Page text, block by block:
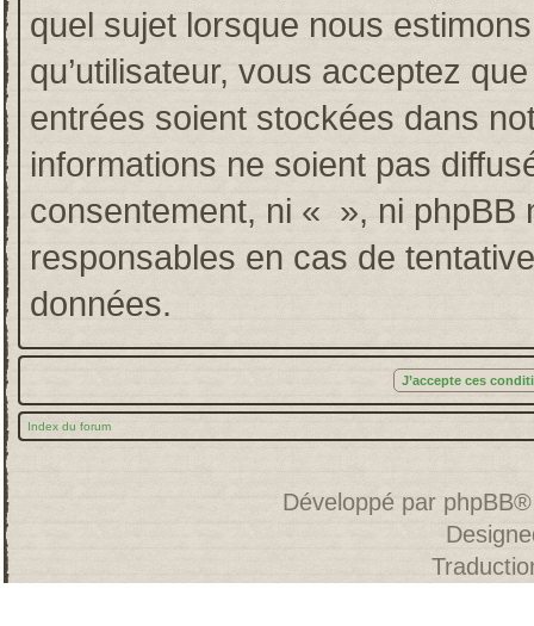
quel sujet lorsque nous
qu’utilisateur, vous acceptez
entrées soient stockées dans
informations ne soient pas
consentement, ni « », ni phpBB
responsables en cas de
données.
Index du forum
Développé par phpBB®